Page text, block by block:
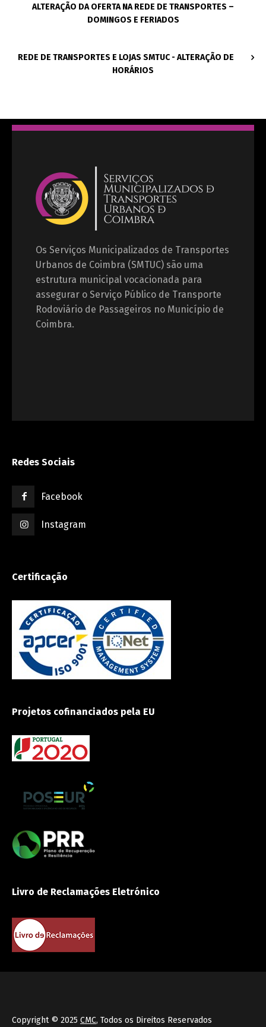
ALTERAÇÃO DA OFERTA NA REDE DE TRANSPORTES –
DOMINGOS E FERIADOS
REDE DE TRANSPORTES E LOJAS SMTUC - ALTERAÇÃO DE
HORÁRIOS
Os Serviços Municipalizados de Transportes
Urbanos de Coimbra (SMTUC) são uma
estrutura municipal vocacionada para
assegurar o Serviço Público de Transporte
Rodoviário de Passageiros no Município de
Coimbra.
Redes Sociais
Facebook
Instagram
Certificação
Projetos cofinanciados pela EU
Livro de Reclamações Eletrónico
Copyright © 2025 CMC, Todos os Direitos Reservados